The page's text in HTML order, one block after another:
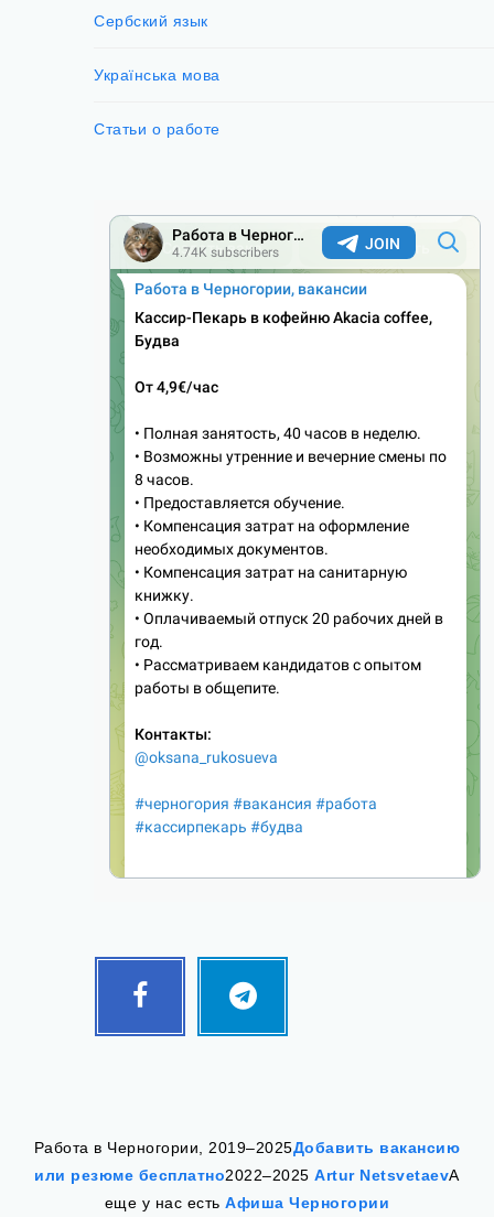
Сербский язык
Українська мова
Статьи о работе
Facebook Telegram
Follow
Работа в Черногории, 2019–2025Добавить вакансию
или резюме бесплатно2022–2025Artur NetsvetaevА
еще у нас естьАфиша Черногории